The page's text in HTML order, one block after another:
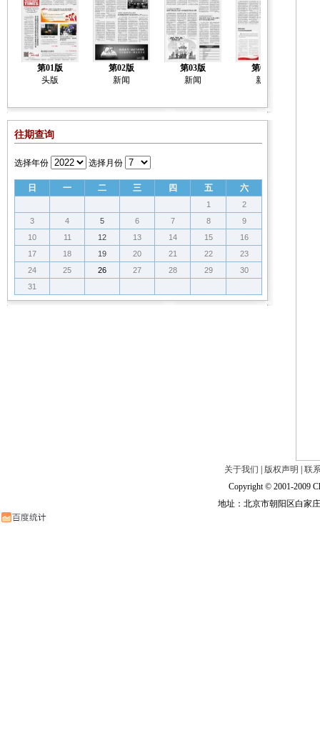
第01版
头版
第02版
新闻
第03版
新闻
第04版
新闻
往期查询
选择年份 选择月份
日 一 二 三 四 五 六
1
2
3
4 5 6 7 8
9
10
11 12 13 14 15
16
17
18 19 20 21 22
23
24
25 26 27 28 29
30
31
关于我们 版权声明
联
Copyright © 2001-2009
地址：北京市朝阳区白家